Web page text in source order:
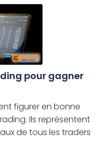
pour gagner
figurer en bonne
Ils représentent
de tous les traders